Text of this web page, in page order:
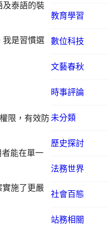
及泰語的裝
我是習慣選
限，有效防
能在單一
施了更嚴
教育學習
數位科技
文藝春秋
時事評論
未分類
歷史探討
法務世界
社會百態
站務相關